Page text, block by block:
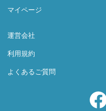
マイページ
運営会社
利用規約
よくあるご質問